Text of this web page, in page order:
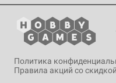
Политика
Правила акций со скидкой